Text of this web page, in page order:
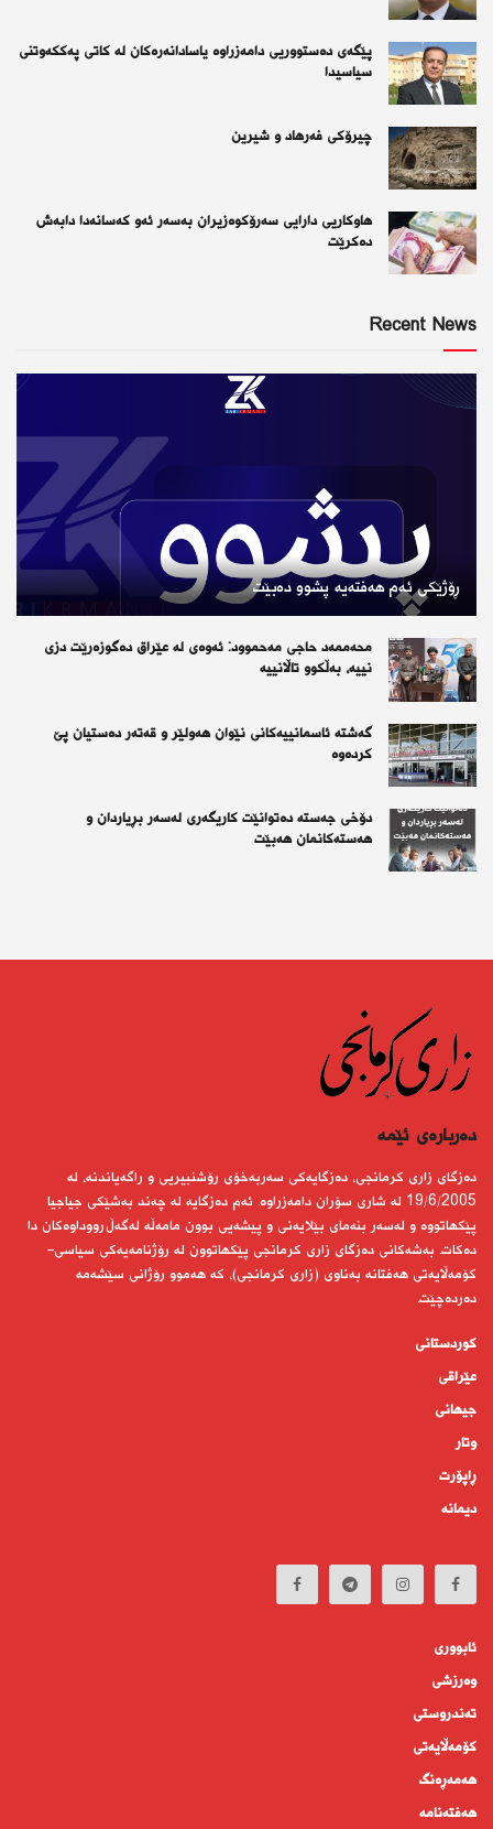
پێگەی دەستووریی دامەزراوە یاسادانەرەكان لە كاتی پەككەوتنی
سیاسیدا
چیرۆكی فەرهاد و شیرین
هاوکاریی دارایی سەرۆکوەزیران بەسەر ئەو كەسانەدا دابەش
دەکرێت
Recent News
ڕۆژێكی ئەم هەفتەیە پشوو دەبێت
محەممەد حاجی مەحموود: ئەوەی لە عێراق دەگوزەرێت دزی
نییە، بەڵکوو تاڵانییە
گەشتە ئاسمانییەکانی نێوان هەولێر و قەتەر دەستیان پێ
کردەوە
دۆخی جەستە دەتوانێت کاریگەری لەسەر بڕیاردان و
هەستەکانمان هەبێت
دەربارەى ئێمە
دەزگای زاری كرمانجی، دەزگایەكی سەربەخۆی رۆشنبیریی و راگەیاندنە، لە
19/6/2005 لە شاری سۆران دامەزراوە. ئەم دەزگایە لە چەند بەشێكی جیاجیا
پێكهاتووە و لەسەر بنەمای بێلایەنی و پیشەیی بوون مامەڵە لەگەڵ رووداوەكان دا
دەكات. بەشەكانی دەزگای زاری كرمانجی پێكهاتوون لە رۆژنامەیەكی سیاسی-
كۆمەڵایەتی هەفتانە بەناوی (زاری كرمانجی)، كە هەموو رۆژانی سێشەمە
دەردەچێت.
کوردستانى
عێراقی
جیهانى
وتار
ڕاپۆرت
دیمانە
ئابوورى
وەرزشی
تەندروستى
كۆمه‌ڵايه‌تى
هەمەڕەنگ
هەفتەنامە